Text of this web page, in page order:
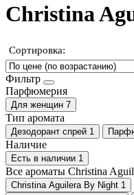
Christina
Сортировка:
Фильтр
Парфюмерия
Для женщин 7
Тип аромата
Дезодорант спрей 1
Наличие
Есть в наличии 1
Все ароматы Christina
Christina Aguilera By Night 1